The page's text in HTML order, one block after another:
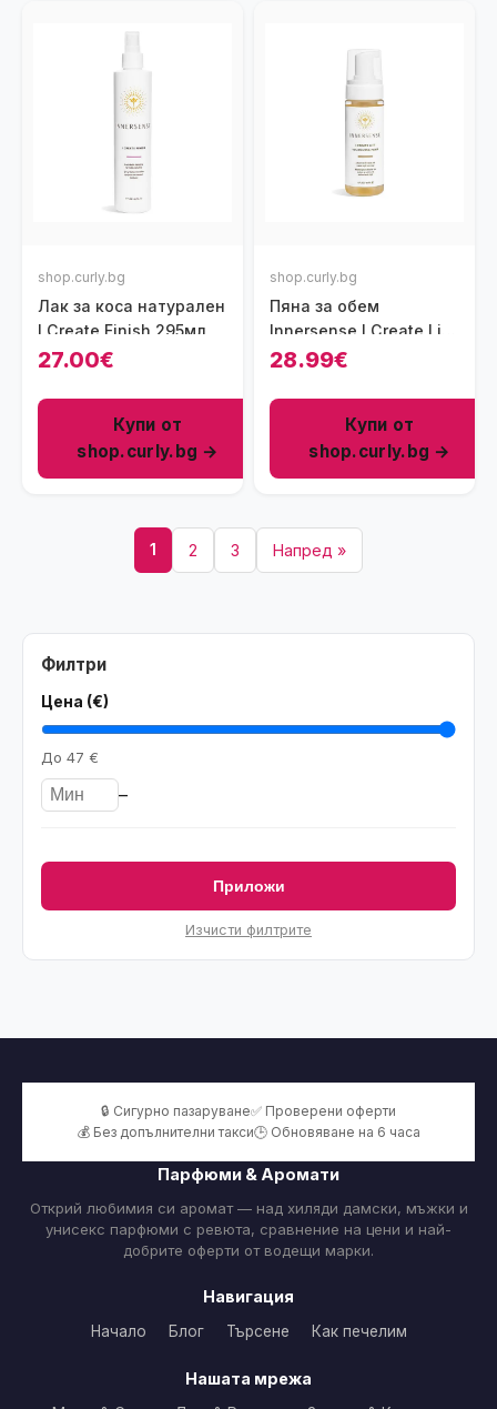
Филтри
Цена (€)
До 47 €
–
Приложи
Изчисти филтрите
shop.curly.bg
Лак за коса натурален
I Create Finish 295мл
27.00€
Купи от
shop.curly.bg →
shop.curly.bg
Пяна за обем
Innersense I Create Lift
Volumizing Foam, 177
28.99€
Купи от
shop.curly.bg →
1 2 3 Напред »
🔒 Сигурно пазаруване✅ Проверени оферти
💰 Без допълнителни такси🕒 Обновяване на 6 часа
Парфюми & Аромати
Открий любимия си аромат — над хиляди дамски, мъжки и
унисекс парфюми с ревюта, сравнение на цени и най-
добрите оферти от водещи марки.
Навигация
Начало Блог Търсене Как печелим
Нашата мрежа